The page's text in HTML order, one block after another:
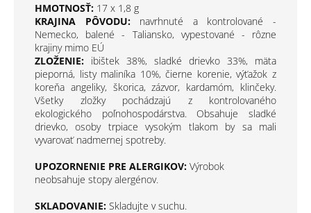
HMOTNOSŤ: 17 x 1,8 g
KRAJINA PÔVODU:navrhnuté a kontrolované -
Nemecko, balené - Taliansko, vypestované - rôzne
krajiny mimo EÚ
ZLOŽENIE: ibištek 38%, sladké drievko 33%, mäta
pieporná, listy maliníka 10%, čierne korenie, výťažok z
koreňa angeliky, škorica, zázvor, kardamóm, klinčeky.
Všetky zložky pochádzajú z kontrolovaného
ekologického poľnohospodárstva. Obsahuje sladké
drievko, osoby trpiace vysokým tlakom by sa mali
vyvarovať nadmernej spotreby.
UPOZORNENIE PRE ALERGIKOV: Výrobok
neobsahuje stopy alergénov.
SKLADOVANIE: Skladujte v suchu.